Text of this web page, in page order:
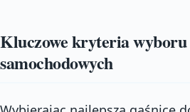
Kluczowe kryteria wyboru
samochodowych